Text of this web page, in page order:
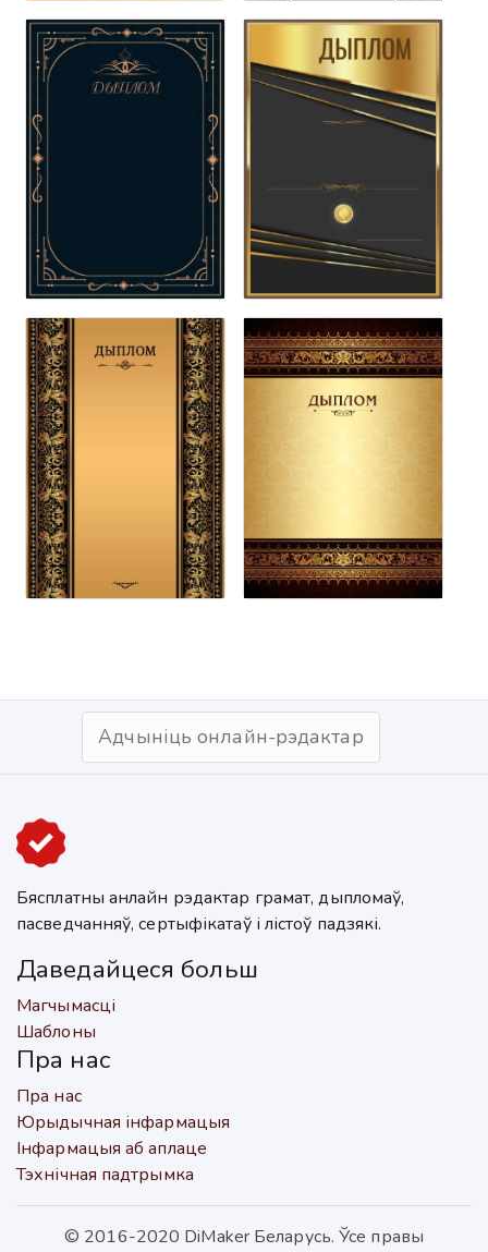
Адчыніць онлайн-рэдактар
Бясплатны анлайн рэдактар грамат, дыпломаў,
пасведчанняў, сертыфікатаў і лістоў падзякі.
Даведайцеся больш
Магчымасці
Шаблоны
Пра нас
Пра нас
Юрыдычная інфармацыя
Інфармацыя аб аплаце
Тэхнічная падтрымка
© 2016-2020 DiMaker Беларусь. Ўсе правы